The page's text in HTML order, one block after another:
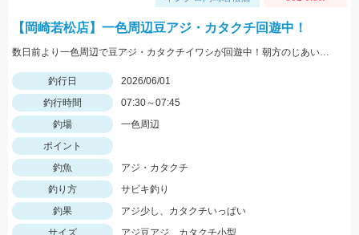
【岡崎若松店】一色周辺豆アジ・カタクチ回遊中！
数日前より一色周辺で豆アジ・カタクチイワシが回遊中！朝方のじあいが多いみたいです。当日は到着遅く、豆アジ少しでした！
釣行日
2026/06/01
釣行時間
07:30～07:45
釣場
一色周辺
ポイント
釣魚
アジ・カタクチ
釣り方
サビキ釣り
釣果
アジ少し、カタクチいっぱい
サイズ
アジ豆アジ、カタクチ小型